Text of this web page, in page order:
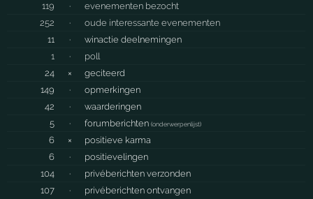
119
·
evenementen bezocht
252
·
oude interessante evenementen
11
·
winactie deelnemingen
1
·
poll
24
×
geciteerd
149
·
opmerkingen
42
·
waarderingen
5
· forumberichten(onderwerpenlijst)
6 ×
positieve karma
6
·
positievelingen
104
·
privéberichten verzonden
107
· privéberichten ontvangen